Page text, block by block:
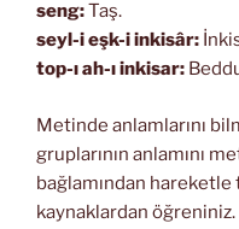
seng:Taş.
seyl-i eşk-i inkisâr:
top-ı ah-ı inkisar:
Metinde anlamlarını
gruplarının anlamını
bağlamından
kaynaklardan öğreniniz.